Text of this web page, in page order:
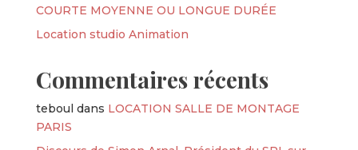
COURTE MOYENNE OU LONGUE DURÉE
Location studio Animation
Commentaires récents
teboul dans LOCATION SALLE DE MONTAGE
PARIS